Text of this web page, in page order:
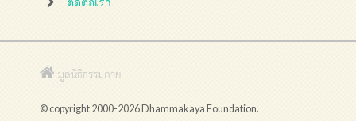
มูลนิธิธรรมกาย
© copyright 2000-2026 Dhammakaya Foundation.